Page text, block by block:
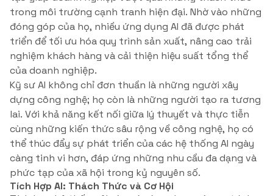
trong môi trường cạnh tranh hiện đại. Nhờ vào những
đóng góp của họ, nhiều ứng dụng AI đã được phát
triển để tối ưu hóa quy trình sản xuất, nâng cao trải
nghiệm khách hàng và cải thiện hiệu suất tổng thể
của doanh nghiệp.
Kỹ sư AI không chỉ đơn thuần là những người xây
dựng công nghệ; họ còn là những người tạo ra tương
lai. Với khả năng kết nối giữa lý thuyết và thực tiễn
cùng những kiến thức sâu rộng về công nghệ, họ có
thể thúc đẩy sự phát triển của các hệ thống AI ngày
càng tinh vi hơn, đáp ứng những nhu cầu đa dạng và
phức tạp của xã hội trong kỷ nguyên số.
Tích Hợp AI: Thách Thức và Cơ Hội